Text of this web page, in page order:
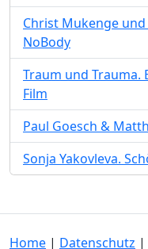
Christ Mukenge und
NoBody
Traum und Trauma.
Film
Paul Goesch &
Sonja Yakovleva.
Home | Datenschutz |